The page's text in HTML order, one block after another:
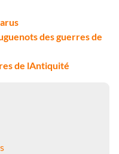
des guerres de
de lAntiquité